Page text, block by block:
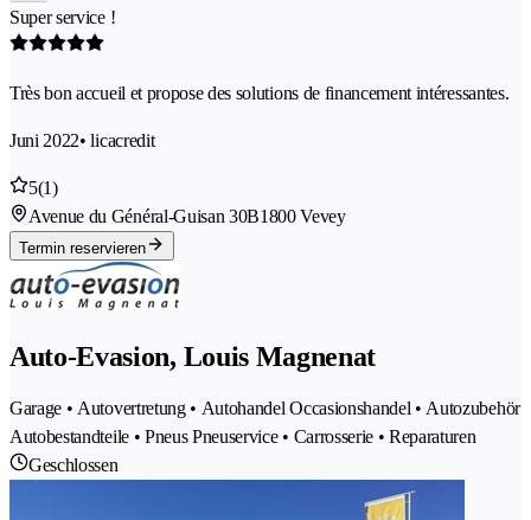
Super service !
Très bon accueil et propose des solutions de financement intéressantes.
Juni 2022• licacredit
5(1)
Avenue du Général-Guisan 30B1800 Vevey
Termin reservieren
Auto-Evasion, Louis Magnenat
Garage • Autovertretung • Autohandel Occasionshandel • Autozubehör
Autobestandteile • Pneus Pneuservice • Carrosserie • Reparaturen
Geschlossen